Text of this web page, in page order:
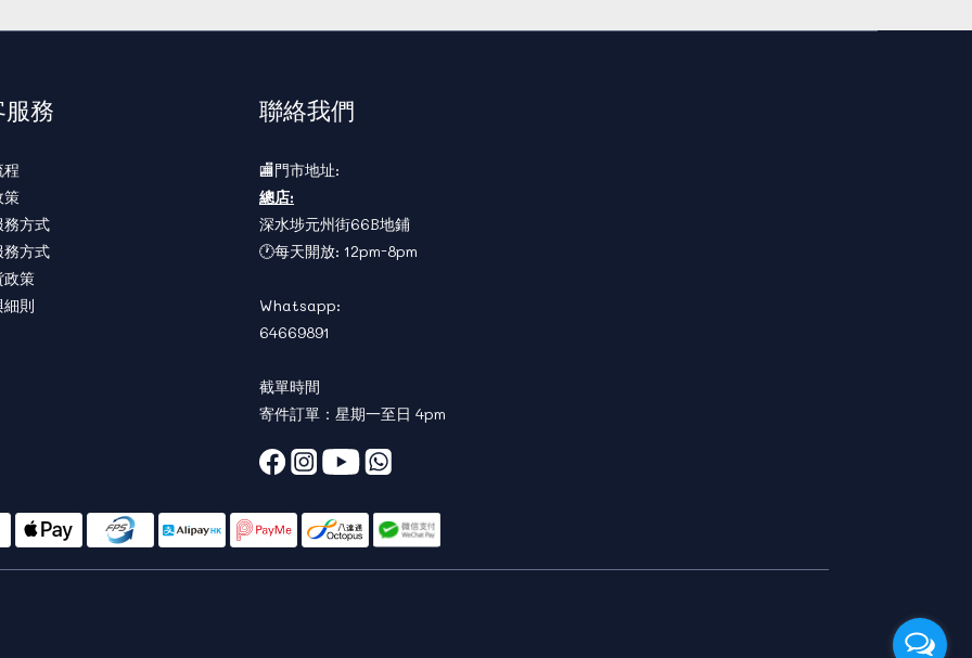
務
策
方式
方式
政策
則
聯絡我們
🏬門市地址:
總店:
深水埗元州街66B地鋪
🕐每天開放: 12pm-8pm
Whatsapp:
64669891
截單時間
寄件訂單：星期一至日 4pm